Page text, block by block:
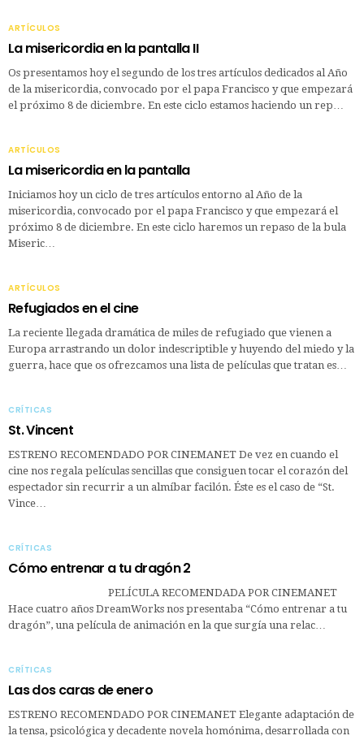
ARTÍCULOS
La misericordia en la pantalla II
Os presentamos hoy el segundo de los tres artículos dedicados al Año
de la misericordia, convocado por el papa Francisco y que empezará
el próximo 8 de diciembre. En este ciclo estamos haciendo un rep…
ARTÍCULOS
La misericordia en la pantalla
Iniciamos hoy un ciclo de tres artículos entorno al Año de la
misericordia, convocado por el papa Francisco y que empezará el
próximo 8 de diciembre. En este ciclo haremos un repaso de la bula
Miseric…
ARTÍCULOS
Refugiados en el cine
La reciente llegada dramática de miles de refugiado que vienen a
Europa arrastrando un dolor indescriptible y huyendo del miedo y la
guerra, hace que os ofrezcamos una lista de películas que tratan es…
CRÍTICAS
St. Vincent
ESTRENO RECOMENDADO POR CINEMANET De vez en cuando el
cine nos regala películas sencillas que consiguen tocar el corazón del
espectador sin recurrir a un almíbar facilón. Éste es el caso de “St.
Vince…
CRÍTICAS
Cómo entrenar a tu dragón 2
PELÍCULA RECOMENDADA POR CINEMANET
Hace cuatro años DreamWorks nos presentaba “Cómo entrenar a tu
dragón”, una película de animación en la que surgía una relac…
CRÍTICAS
Las dos caras de enero
ESTRENO RECOMENDADO POR CINEMANET Elegante adaptación de
la tensa, psicológica y decadente novela homónima, desarrollada con